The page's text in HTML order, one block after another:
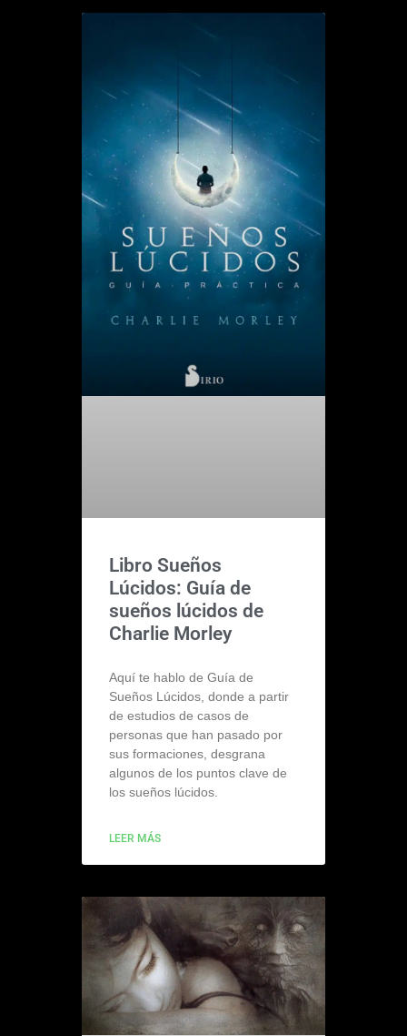
Libro Sueños
Lúcidos: Guía de
sueños lúcidos de
Charlie Morley
Aquí te hablo de Guía de
Sueños Lúcidos, donde a partir
de estudios de casos de
personas que han pasado por
sus formaciones, desgrana
algunos de los puntos clave de
los sueños lúcidos.
LEER MÁS